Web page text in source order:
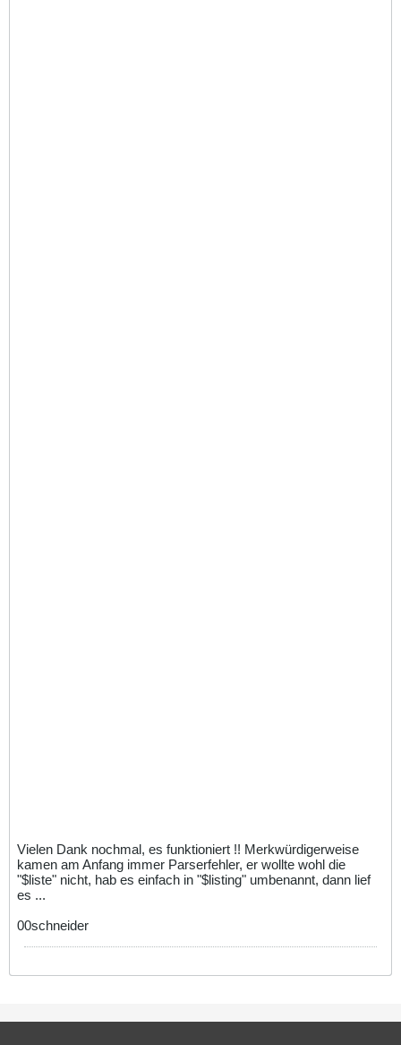
Vielen Dank nochmal, es funktioniert !! Merkwürdigerweise
kamen am Anfang immer Parserfehler, er wollte wohl die
"$liste" nicht, hab es einfach in "$listing" umbenannt, dann lief
es ...
00schneider